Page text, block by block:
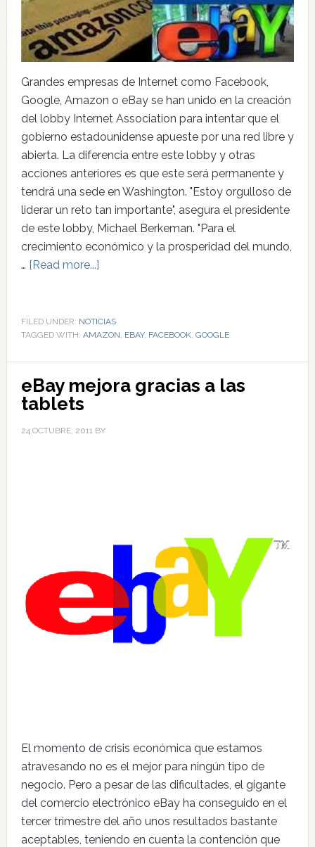
Grandes empresas de Internet como Facebook,
Google, Amazon o eBay se han unido en la creación
del lobby Internet Association para intentar que el
gobierno estadounidense apueste por una red libre y
abierta. La diferencia entre este lobby y otras
acciones anteriores es que este será permanente y
tendrá una sede en Washington. "Estoy orgulloso de
liderar un reto tan importante", asegura el presidente
de este lobby, Michael Berkeman. "Para el
crecimiento económico y la prosperidad del mundo,
… [Read more...]
FILED UNDER: NOTICIAS
TAGGED WITH: AMAZON, EBAY, FACEBOOK, GOOGLE
eBay mejora gracias a las
tablets
24 OCTUBRE, 2011BY
El momento de crisis económica que estamos
atravesando no es el mejor para ningún tipo de
negocio. Pero a pesar de las dificultades, el gigante
del comercio electrónico eBay ha conseguido en el
tercer trimestre del año unos resultados bastante
aceptables, teniendo en cuenta la contención que